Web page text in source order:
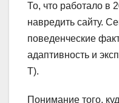
То, что работало в
навредить сайту.
поведенческие
адаптивность и
T).
Понимание того,